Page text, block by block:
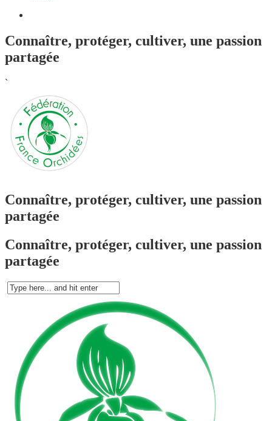
Connaître, protéger, cultiver, une passion
partagée
`
Connaître, protéger, cultiver, une passion
partagée
Connaître, protéger, cultiver, une passion
partagée